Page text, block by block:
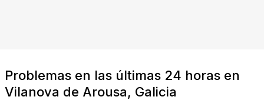
Problemas en las últimas 24 horas en
Vilanova de Arousa, Galicia